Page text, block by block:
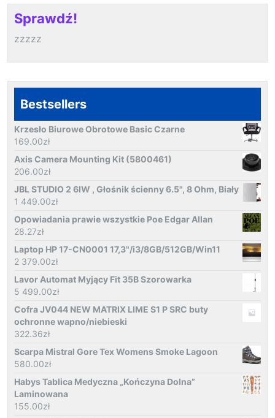
Sprawdź!
zzzzz
Bestsellers
Krzesło Biurowe Obrotowe Basic Czarne
169.00zł
Axis Camera Mounting Kit (5800461)
206.00zł
JBL STUDIO 2 6IW , Głośnik ścienny 6.5", 8 Ohm, Biały
1 449.00zł
Opowiadania prawie wszystkie Poe Edgar Allan
28.27zł
Laptop HP 17-CN0001 17,3"/i3/8GB/512GB/Win11
2 379.00zł
Lavor Automat Myjący Fit 35B Szorowarka
5 499.00zł
Cofra JV044 NEW MATRIX LIME S1 P SRC buty
ochronne wapno/niebieski
322.36zł
Scarpa Mistral Gore Tex Womens Smoke Lagoon
580.00zł
Habys Tablica Medyczna „Kończyna Dolna”
Laminowana
155.00zł